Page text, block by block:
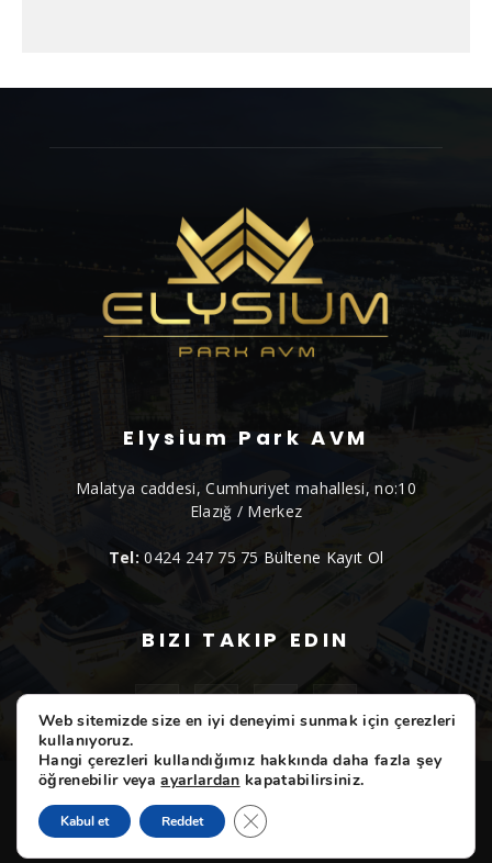
Elysium Park AVM
Malatya caddesi, Cumhuriyet mahallesi, no:10
Elazığ / Merkez
Tel: 0424 247 75 75 Bültene Kayıt Ol
BIZI TAKIP EDIN
ELYSIUM Etkinliklerimiz Markalarımız
Hizmetlerimiz
Hakkımızda
Web sitemizde size en iyi deneyimi sunmak için çerezleri
kullanıyoruz.
Hangi çerezleri kullandığımız hakkında daha fazla şey
öğrenebilir veyaayarlardan kapatabilirsiniz.
Kabul et Reddet GDPR çerez şeridini kapat